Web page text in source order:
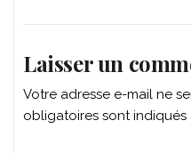
Laisser un
Votre adresse e-mail ne
obligatoires sont indiqués